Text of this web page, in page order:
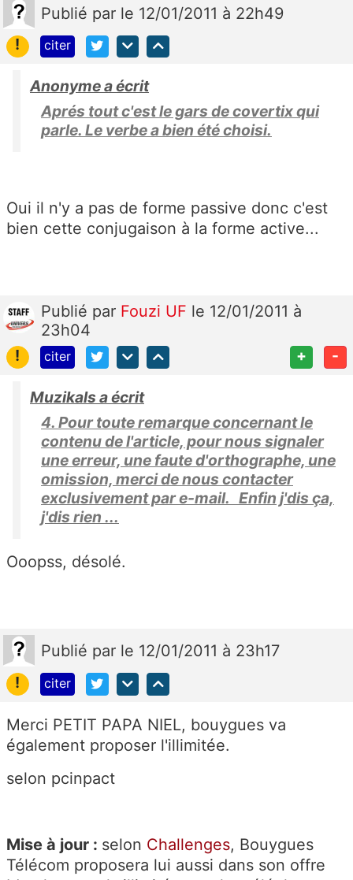
Publié par le 12/01/2011 à 22h49
!
citer
Anonyme a écrit
Aprés tout c'est le gars de covertix qui
parle. Le verbe a bien été choisi.
Oui il n'y a pas de forme passive donc c'est
bien cette conjugaison à la forme active...
Publié par Fouzi UF le 12/01/2011 à
23h04
!
citer + -
Muzikals a écrit
4. Pour toute remarque concernant le
contenu de l'article, pour nous signaler
une erreur, une faute d'orthographe, une
omission, merci de nous contacter
exclusivement par e-mail. Enfin j'dis ça,
j'dis rien ...
Ooopss, désolé.
Publié par le 12/01/2011 à 23h17
!
citer
Merci PETIT PAPA NIEL, bouygues va
également proposer l'illimitée.
selon pcinpact
Mise à jour : selon Challenges, Bouygues
Télécom proposera lui aussi dans son offre